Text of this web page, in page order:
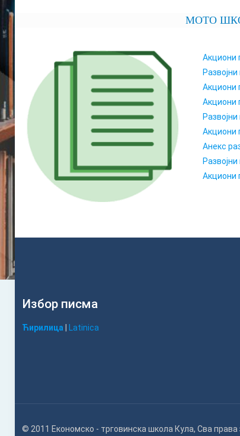
МОТО
Акциони
Акциони
Акциони
Акциони
Анекс
Акциони
Избор писма
Ћирилица Latinica
© 2011 Економско - трговинска школа Кула, Сва